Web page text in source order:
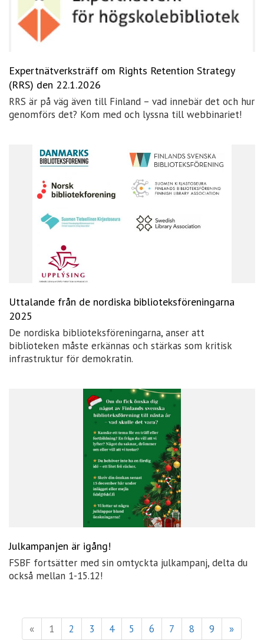
Expertnätverksträff om Rights Retention Strategy
(RRS) den 22.1.2026
RRS är på väg även till Finland – vad innebär det och hur
genomförs det? Kom med och lyssna till webbinariet!
Uttalande från de nordiska biblioteksföreningarna
2025
De nordiska biblioteksföreningarna, anser att
biblioteken måste erkännas och stärkas som kritisk
infrastruktur för demokratin.
Julkampanjen är igång!
FSBF fortsätter med sin omtyckta julkampanj, delta du
också mellan 1-15.12!
« 1 2 3 4 5 6 7 8 9 »